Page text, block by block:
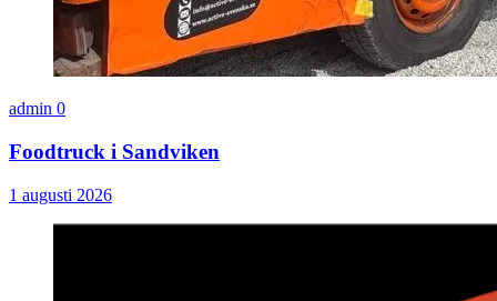
admin 0
Foodtruck i Sandviken
1 augusti 2026